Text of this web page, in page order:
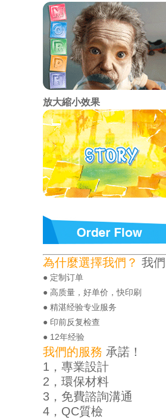
放大縮小效果
為什麼選擇我們？ 我
● 定制订单
● 高质量，好单价，快印刷
● 精湛经验专业服务
● 印前反复检查
● 12年经验
我們的服務 承諾！
1，專業設計
2，環保材料
3，免費諮詢溝通
4，QC質檢